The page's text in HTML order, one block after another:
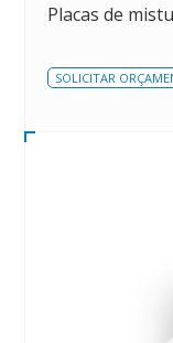
Placas de
SOLICITAR